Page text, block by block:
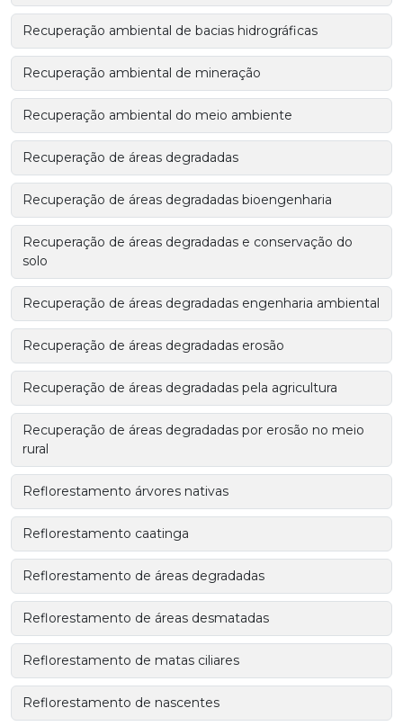
Recuperação ambiental de bacias hidrográficas
Recuperação ambiental de mineração
Recuperação ambiental do meio ambiente
Recuperação de áreas degradadas
Recuperação de áreas degradadas bioengenharia
Recuperação de áreas degradadas e conservação do
solo
Recuperação de áreas degradadas engenharia ambiental
Recuperação de áreas degradadas erosão
Recuperação de áreas degradadas pela agricultura
Recuperação de áreas degradadas por erosão no meio
rural
Reflorestamento árvores nativas
Reflorestamento caatinga
Reflorestamento de áreas degradadas
Reflorestamento de áreas desmatadas
Reflorestamento de matas ciliares
Reflorestamento de nascentes